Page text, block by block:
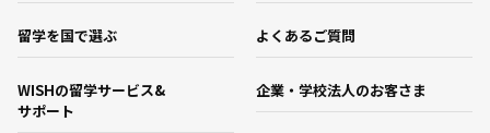
留学を国で選ぶ
WISHの留学サービス&
サポート
よくあるご質問
企業・学校法人のお客さま